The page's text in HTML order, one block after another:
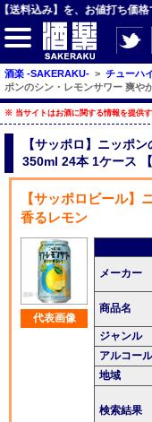
値打ち価格で楽しむ、お酒
【ジャンルメ
ビール
発泡酒・新ジ
チューハイ・
ハイボール・
酒楽 -SAKERAKU- > チューハ
ポンのシン・レモンサワー 爽や
※ 当サイトはお酒に関する情報を提供
【サッポロ】ニッポ
350ml 24本 1ケース
【サッポロビール】
香るレモン
代表画像
メーカー
商品名
ジャンル
アルコー
地域
検索結果